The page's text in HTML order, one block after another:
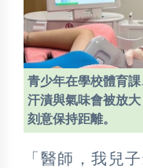
青少年在學校體育
汗漬與氣味會被放
刻意保持距離。
「醫師，我兒